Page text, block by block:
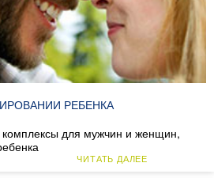
РЕБЕНКА
для мужчин и женщин,
ЧИТАТЬ ДАЛЕЕ